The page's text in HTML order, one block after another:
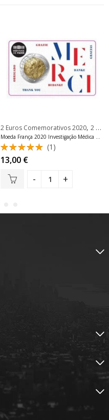
2 Euros Comemorativos 2020, 2 Euros Comemorativos França
Moeda França 2020 Investigação Médica 2 Euro BU Aleatório
Avaliação
5.00 de 5
(1)
13,00 €